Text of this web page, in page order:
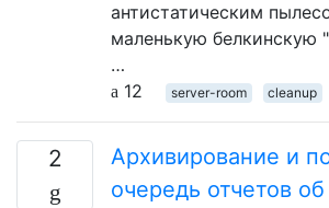
антистатическим
маленькую белкинскую
…
12
server-room cleanup
2
Архивирование и
очередь отчетов